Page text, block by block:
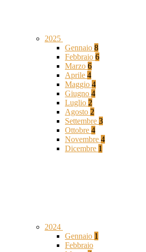
2025
Gennaio 8
Febbraio 6
Marzo 6
Aprile 4
Maggio 4
Giugno 4
Luglio 2
Agosto 2
Settembre 3
Ottobre 4
Novembre 4
Dicembre 1
2024
Gennaio 1
Febbraio